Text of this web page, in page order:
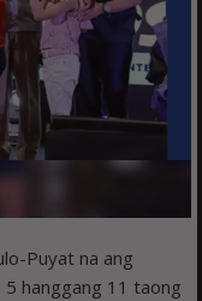
Puyat na ang
hanggang 11 taong